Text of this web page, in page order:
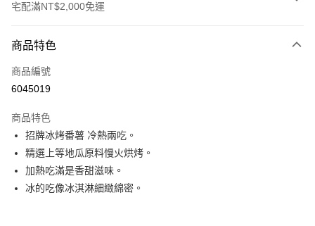
宅配滿NT$2,000免運
信用卡一次付款
LINE Pay
街口支付
悠遊付
全盈+PAY
商品特色
商品編號
6045019
商品特色
招牌冰烤番薯 冷熱兩吃。
精選上等地瓜原料慢火烘烤。
加熱吃滿是香甜滋味。
冰的吃像冰淇淋細緻綿密。